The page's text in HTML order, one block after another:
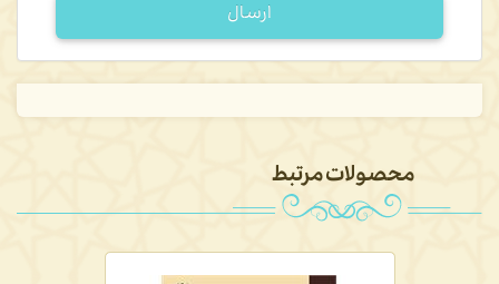
ارسال
محصولات مرتبط